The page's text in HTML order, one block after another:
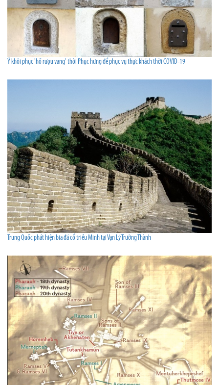
Ý khôi phục 'hố rượu vang' thời Phục hưng để phục vụ thực khách thời COVID-19
Trung Quốc phát hiện bia đá cổ triều Minh tại Vạn Lý Trường Thành